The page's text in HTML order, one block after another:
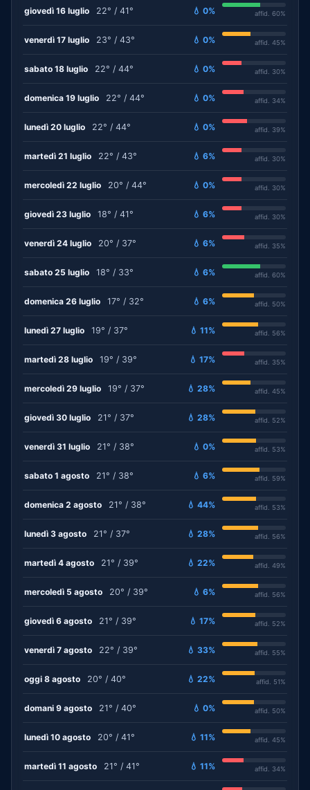
giovedì 16 luglio 22° / 41° 💧 0% affid. 60%
venerdì 17 luglio 23° / 43° 💧 0% affid. 45%
sabato 18 luglio 22° / 44° 💧 0% affid. 30%
domenica 19 luglio 22° / 44° 💧 0% affid. 34%
lunedì 20 luglio 22° / 44° 💧 0% affid. 39%
martedì 21 luglio 22° / 43° 💧 6% affid. 30%
mercoledì 22 luglio 20° / 44° 💧 0% affid. 30%
giovedì 23 luglio 18° / 41° 💧 6% affid. 30%
venerdì 24 luglio 20° / 37° 💧 6% affid. 35%
sabato 25 luglio 18° / 33° 💧 6% affid. 60%
domenica 26 luglio 17° / 32° 💧 6% affid. 50%
lunedì 27 luglio 19° / 37° 💧 11% affid. 56%
martedì 28 luglio 19° / 39° 💧 17% affid. 35%
mercoledì 29 luglio 19° / 37° 💧 28% affid. 45%
giovedì 30 luglio 21° / 37° 💧 28% affid. 52%
venerdì 31 luglio 21° / 38° 💧 0% affid. 53%
sabato 1 agosto 21° / 38° 💧 6% affid. 59%
domenica 2 agosto 21° / 38° 💧 44% affid. 53%
lunedì 3 agosto 21° / 37° 💧 28% affid. 56%
martedì 4 agosto 21° / 39° 💧 22% affid. 49%
mercoledì 5 agosto 20° / 39° 💧 6% affid. 56%
giovedì 6 agosto 21° / 39° 💧 17% affid. 52%
venerdì 7 agosto 22° / 39° 💧 33% affid. 55%
oggi 8 agosto 20° / 40° 💧 22% affid. 51%
domani 9 agosto 21° / 40° 💧 0% affid. 50%
lunedì 10 agosto 20° / 41° 💧 11% affid. 45%
martedì 11 agosto 21° / 41° 💧 11% affid. 34%